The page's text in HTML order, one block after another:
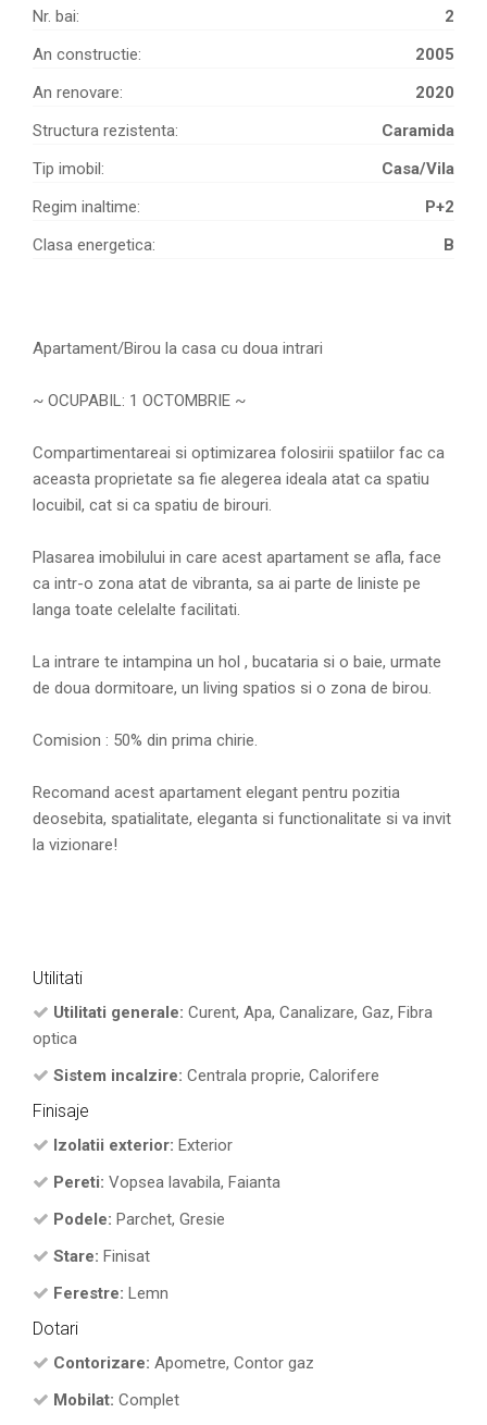
Nr. bai:
2
An constructie:
2005
An renovare:
2020
Structura rezistenta:
Caramida
Tip imobil:
Casa/Vila
Regim inaltime:
P+2
Clasa energetica:
B
Apartament/Birou la casa cu doua intrari
~ OCUPABIL: 1 OCTOMBRIE ~
Compartimentareai si optimizarea folosirii spatiilor fac ca
aceasta proprietate sa fie alegerea ideala atat ca spatiu
locuibil, cat si ca spatiu de birouri.
Plasarea imobilului in care acest apartament se afla, face
ca intr-o zona atat de vibranta, sa ai parte de liniste pe
langa toate celelalte facilitati.
La intrare te intampina un hol , bucataria si o baie, urmate
de doua dormitoare, un living spatios si o zona de birou.
Comision : 50% din prima chirie.
Recomand acest apartament elegant pentru pozitia
deosebita, spatialitate, eleganta si functionalitate si va invit
la vizionare!
Utilitati
Utilitati generale: Curent, Apa, Canalizare, Gaz, Fibra
optica
Sistem incalzire: Centrala proprie, Calorifere
Finisaje
Izolatii exterior: Exterior
Pereti: Vopsea lavabila, Faianta
Podele: Parchet, Gresie
Stare: Finisat
Ferestre: Lemn
Dotari
Contorizare: Apometre, Contor gaz
Mobilat: Complet